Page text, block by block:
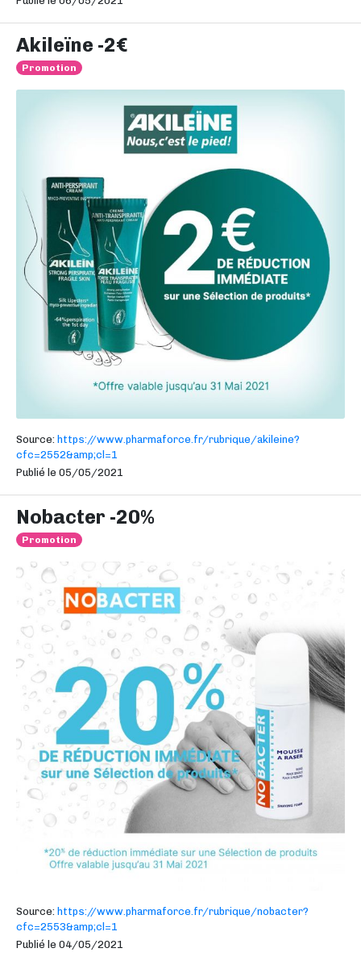
Akileïne -2€
Promotion
Source: https://www.pharmaforce.fr/rubrique/akileine?
cfc=2552&amp;cl=1
Publié le 05/05/2021
Nobacter -20%
Promotion
Source: https://www.pharmaforce.fr/rubrique/nobacter?
cfc=2553&amp;cl=1
Publié le 04/05/2021